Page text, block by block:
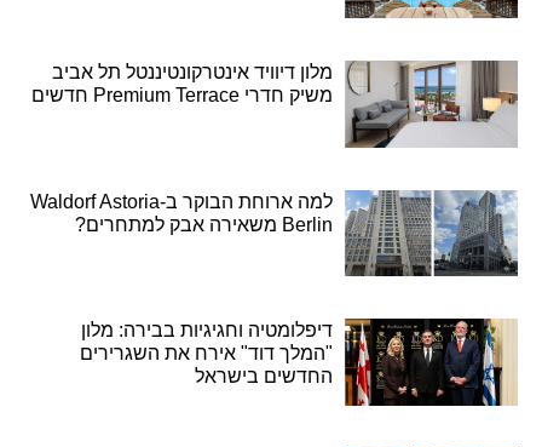
מלון דיוויד אינטרקונטיננטל תל אביב
משיק חדרי Premium Terrace חדשים
למה ארוחת הבוקר ב-Waldorf Astoria
Berlin משאירה אבק למתחרים?
דיפלומטיה וחגיגיות בבירה: מלון
"המלך דוד" אירח את השגרירים
החדשים בישראל